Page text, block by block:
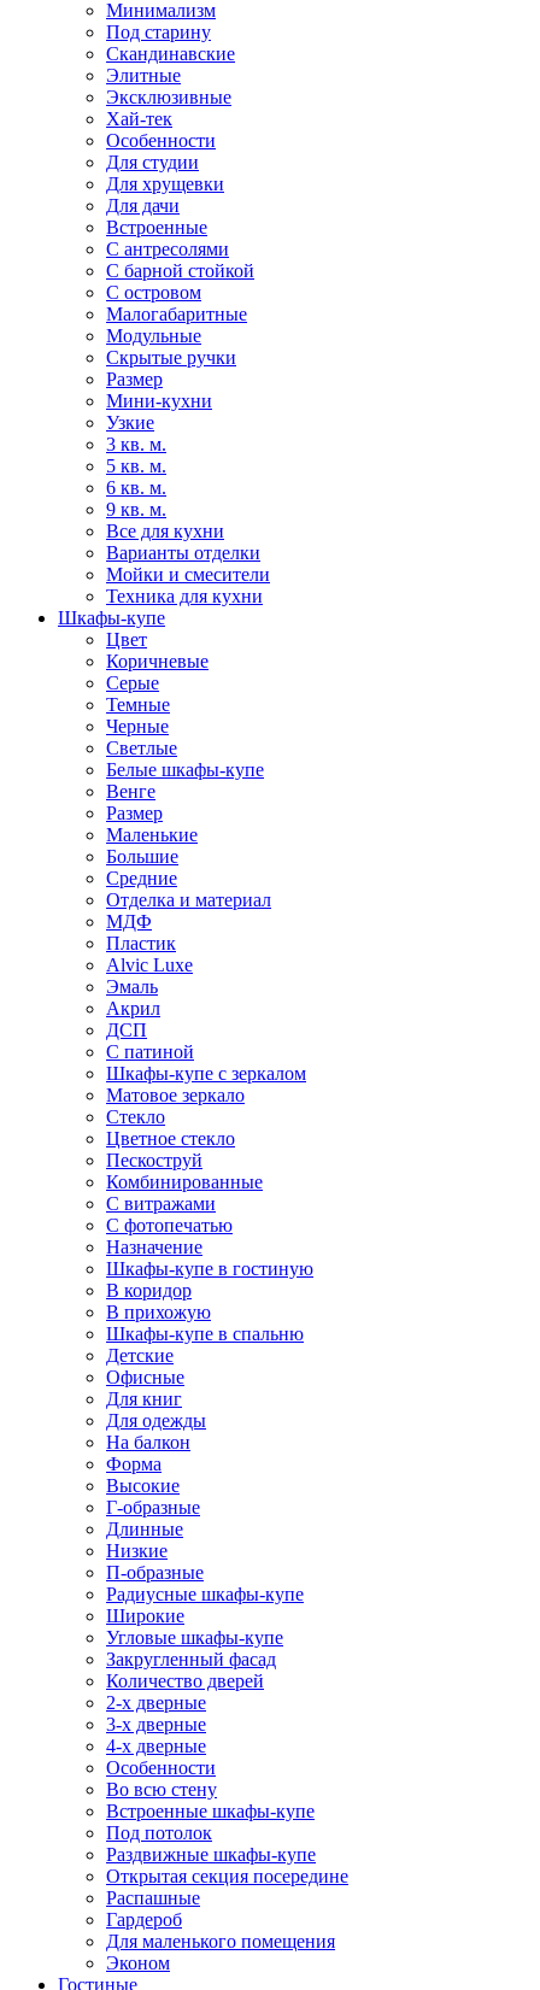
Минимализм
Под старину
Скандинавские
Элитные
Эксклюзивные
Хай-тек
Особенности
Для студии
Для хрущевки
Для дачи
Встроенные
С антресолями
С барной стойкой
С островом
Малогабаритные
Модульные
Скрытые ручки
Размер
Мини-кухни
Узкие
3 кв. м.
5 кв. м.
6 кв. м.
9 кв. м.
Все для кухни
Варианты отделки
Мойки и смесители
Техника для кухни
Шкафы-купе
Цвет
Коричневые
Серые
Темные
Черные
Светлые
Белые шкафы-купе
Венге
Размер
Маленькие
Большие
Средние
Отделка и материал
МДФ
Пластик
Alvic Luxe
Эмаль
Акрил
ДСП
С патиной
Шкафы-купе с зеркалом
Матовое зеркало
Стекло
Цветное стекло
Пескоструй
Комбинированные
С витражами
С фотопечатью
Назначение
Шкафы-купе в гостиную
В коридор
В прихожую
Шкафы-купе в спальню
Детские
Офисные
Для книг
Для одежды
На балкон
Форма
Высокие
Г-образные
Длинные
Низкие
П-образные
Радиусные шкафы-купе
Широкие
Угловые шкафы-купе
Закругленный фасад
Количество дверей
2-х дверные
3-х дверные
4-х дверные
Особенности
Во всю стену
Встроенные шкафы-купе
Под потолок
Раздвижные шкафы-купе
Открытая секция посередине
Распашные
Гардероб
Для маленького помещения
Эконом
Гостиные